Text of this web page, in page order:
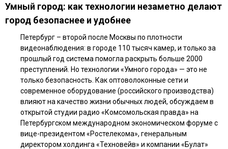
Умный город: как технологии незаметно делают
город безопаснее и удобнее
Петербург – второй после Москвы по плотности
видеонаблюдения: в городе 110 тысяч камер, и только за
прошлый год система помогла раскрыть больше 2000
преступлений. Но технологии «Умного города» — это не
только безопасность. Как оптоволоконные сети и
современное оборудование (российского производства)
влияют на качество жизни обычных людей, обсуждаем в
открытой студии радио «Комсомольская правда» на
Петербургском международном экономическом форуме с
вице-президентом «Ростелекома», генеральным
директором холдинга «Техновейв» и компании «Булат»